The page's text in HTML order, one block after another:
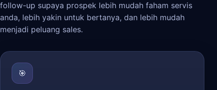
follow-up supaya prospek lebih mudah faham servis
anda, lebih yakin untuk bertanya, dan lebih mudah
menjadi peluang sales.
🎯